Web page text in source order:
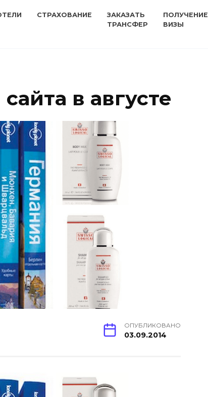
СТРАХОВАНИЕ
ЗАКАЗАТЬ
ТРАНСФЕР
ПОЛУЧЕНИЕ
ВИЗЫ
в августе
ОПУБЛИКОВАНО
03.09.2014